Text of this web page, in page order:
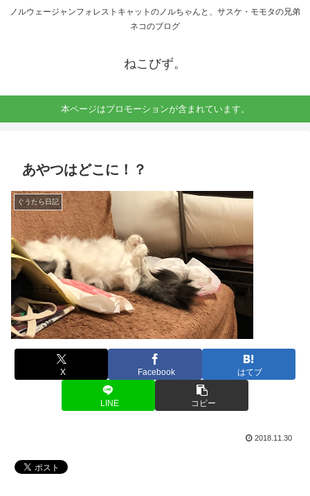
ノルウェージャンフォレストキャットのノルちゃんと、サスケ・モモタの兄弟
ネコのブログ
ねこびず。
本ページはプロモーションが含まれています。
あやつはどこに！？
ぐうたら日記
X Facebook はてブ
LINE コピー
2018.11.30